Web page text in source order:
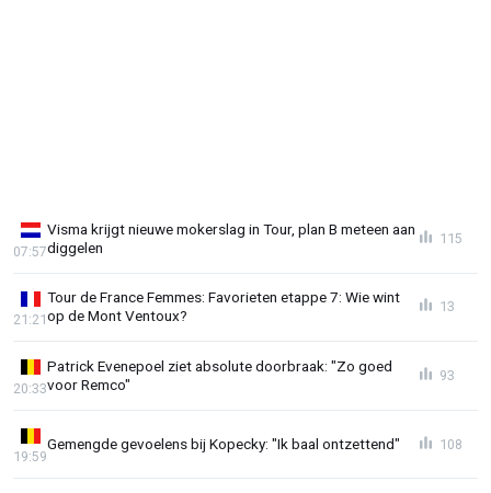
Visma krijgt nieuwe mokerslag in Tour, plan B meteen aan
diggelen
07:57
115
Tour de France Femmes: Favorieten etappe 7: Wie wint
op de Mont Ventoux?
21:21
13
Patrick Evenepoel ziet absolute doorbraak: "Zo goed
voor Remco"
20:33
93
Gemengde gevoelens bij Kopecky: "Ik baal ontzettend"
19:59
108